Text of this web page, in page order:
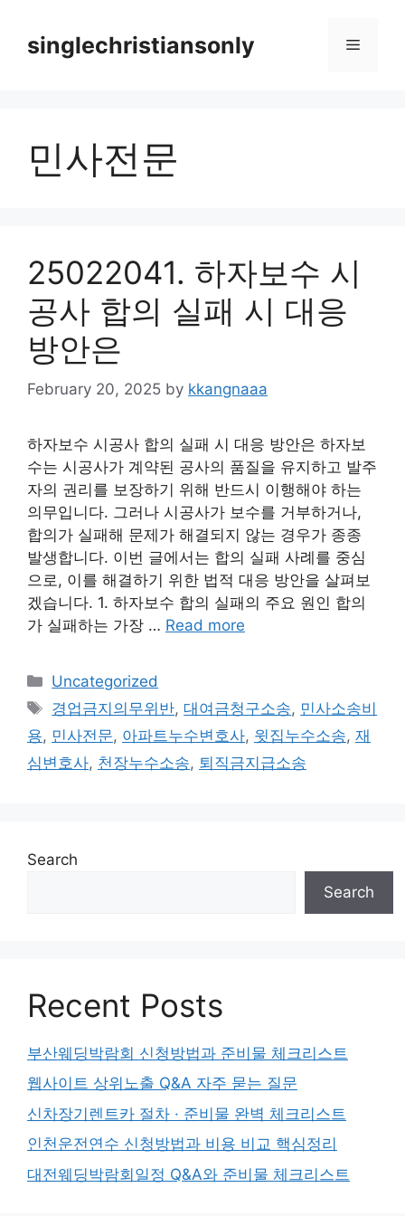
contentsinglechristiansonly Menu
민사전문
25022041. 하자보수 시
공사 합의 실패 시 대응
방안은
February 20, 2025 by kkangnaaa
하자보수 시공사 합의 실패 시 대응 방안은 하자보
수는 시공사가 계약된 공사의 품질을 유지하고 발주
자의 권리를 보장하기 위해 반드시 이행해야 하는
의무입니다. 그러나 시공사가 보수를 거부하거나,
합의가 실패해 문제가 해결되지 않는 경우가 종종
발생합니다. 이번 글에서는 합의 실패 사례를 중심
으로, 이를 해결하기 위한 법적 대응 방안을 살펴보
겠습니다. 1. 하자보수 합의 실패의 주요 원인 합의
가 실패하는 가장 … Read more
Categories
Uncategorized
Tags
경업금지의무위반,대여금청구소송, 민사소송비
용, 민사전문, 아파트누수변호사, 윗집누수소송, 재
심변호사, 천장누수소송, 퇴직금지급소송
Search
Search
Recent Posts
부산웨딩박람회 신청방법과 준비물 체크리스트
웹사이트 상위노출 Q&A 자주 묻는 질문
신차장기렌트카 절차 · 준비물 완벽 체크리스트
인천운전연수 신청방법과 비용 비교 핵심정리
대전웨딩박람회일정 Q&A와 준비물 체크리스트